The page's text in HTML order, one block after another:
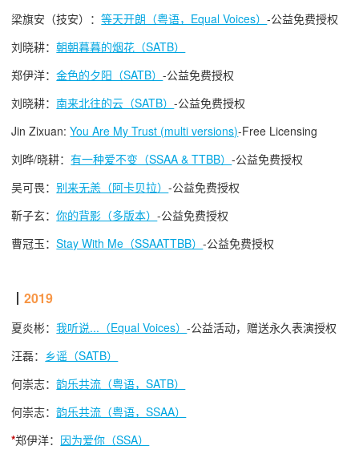
梁旗安（技安）：等天开朗（粤语，Equal Voices）-公益免费授权
刘晓耕：朝朝暮暮的烟花（SATB）
郑伊洋：金色的夕阳（SATB）-公益免费授权
刘晓耕：南来北往的云（SATB）-公益免费授权
Jin Zixuan:You Are My Trust (multi versions)-Free Licensing
刘晔/晓耕：有一种爱不变（SSAA & TTBB）-公益免费授权
吴可畏：别来无恙（阿卡贝拉）-公益免费授权
靳子玄：你的背影（多版本）-公益免费授权
曹冠玉：Stay With Me（SSAATTBB）-公益免费授权
┃2019
夏炎彬：我听说...（Equal Voices）-公益活动，赠送永久表演授权
汪磊： 乡谣（SATB）
何崇志：韵乐共流（粤语，SATB）
何崇志：韵乐共流（粤语，SSAA）
*郑伊洋： 因为爱你（SSA）